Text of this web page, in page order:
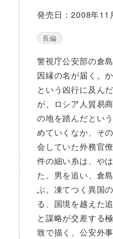
発売日：2008年11
長編
警視庁公安部の倉
因縁の名が届く。
という凶行に及ん
が、ロシア人貿易
の地を踏んだとい
めていくなか、そ
会していた外務官
件の細い糸は、や
た。男を追い、倉
ぶ。凍てつく異国
る、国境を越えた
と謀略が交差する
致で描く、公安外